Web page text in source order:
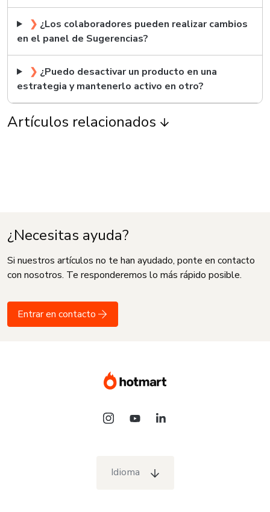
❯ ¿Los colaboradores pueden realizar cambios
en el panel de Sugerencias?
❯ ¿Puedo desactivar un producto en una
estrategia y mantenerlo activo en otro?
Artículos relacionados
¿Necesitas ayuda?
Si nuestros artículos no te han ayudado, ponte en contacto
con nosotros. Te responderemos lo más rápido posible.
Entrar en contacto
Idioma